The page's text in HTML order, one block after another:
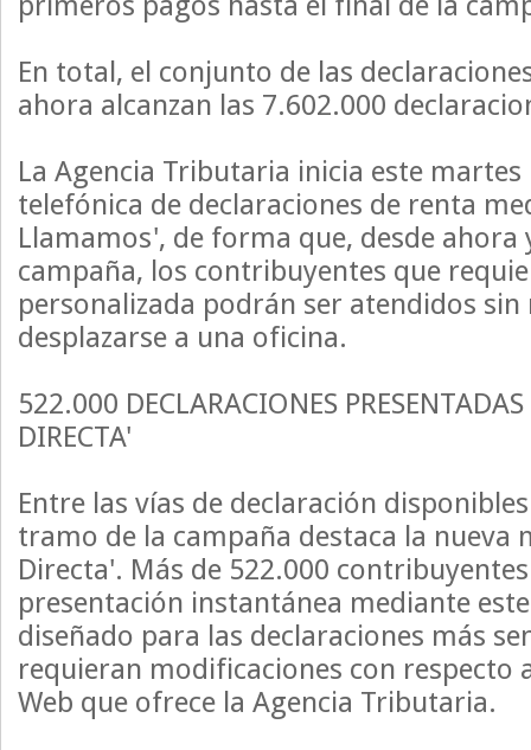
En total, el conjunto de las
ahora alcanzan las 7.602.000
La Agencia Tributaria inicia este
telefónica de declaraciones de renta
Llamamos', de forma que, desde ahora
campaña, los contribuyentes que
personalizada podrán ser atendidos sin
desplazarse a una oficina.
522.000 DECLARACIONES
DIRECTA'
Entre las vías de declaración
tramo de la campaña destaca la nueva
Directa'. Más de 522.000
presentación instantánea mediante
diseñado para las declaraciones más
requieran modificaciones con respecto
Web que ofrece la Agencia Tributaria.